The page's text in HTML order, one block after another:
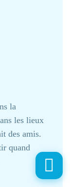
la
les lieux
des amis.
quand